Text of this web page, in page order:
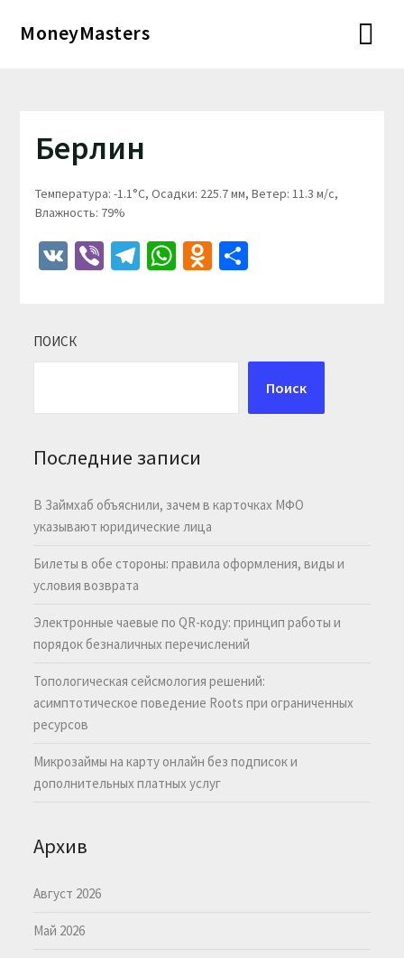
MoneyMasters
Берлин
Температура: -1.1°C, Осадки: 225.7 мм, Ветер: 11.3 м/с,
Влажность: 79%
VKViberTelegram
WhatsApp
Odnoklassniki
Отправить
ПОИСК
Поиск
Последние записи
В Займхаб объяснили, зачем в карточках МФО
указывают юридические лица
Билеты в обе стороны: правила оформления, виды и
условия возврата
Электронные чаевые по QR-коду: принцип работы и
порядок безналичных перечислений
Топологическая сейсмология решений:
асимптотическое поведение Roots при ограниченных
ресурсов
Микрозаймы на карту онлайн без подписок и
дополнительных платных услуг
Архив
Август 2026
Май 2026